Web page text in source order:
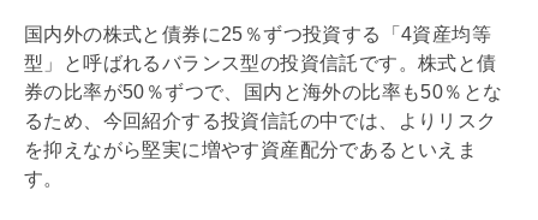
国内外の株式と債券に25％ずつ投資する「4資産均等
型」と呼ばれるバランス型の投資信託です。株式と債
券の比率が50％ずつで、国内と海外の比率も50％とな
るため、今回紹介する投資信託の中では、よりリスク
を抑えながら堅実に増やす資産配分であるといえま
す。